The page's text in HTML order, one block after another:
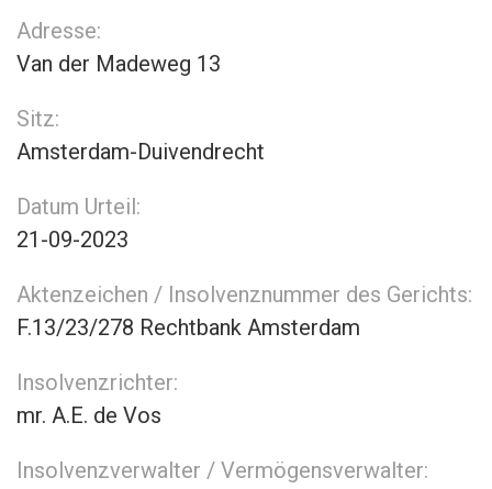
Adresse:
Van der Madeweg 13
Sitz:
Amsterdam-Duivendrecht
Datum Urteil:
21-09-2023
Aktenzeichen / Insolvenznummer des Gerichts:
F.13/23/278 Rechtbank Amsterdam
Insolvenzrichter:
mr. A.E. de Vos
Insolvenzverwalter / Vermögensverwalter: